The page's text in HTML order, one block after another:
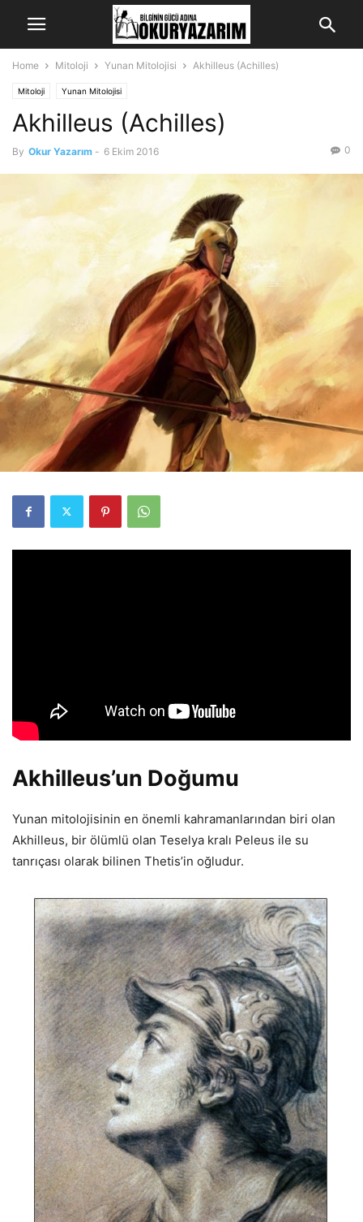
Home Mitoloji Yunan Mitolojisi Akhilleus (Achilles)
Mitoloji Yunan Mitolojisi
Akhilleus (Achilles)
By Okur Yazarım - 6 Ekim 2016 0
Akhilleus’un Doğumu
Yunan mitolojisinin en önemli kahramanlarından biri olan
Akhilleus, bir ölümlü olan Teselya kralı Peleus ile su
tanrıçası olarak bilinen Thetis’in oğludur.